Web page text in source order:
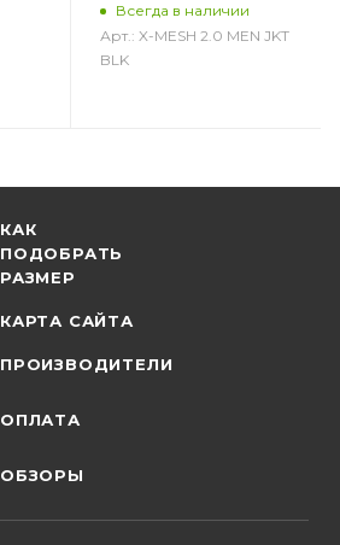
Всегда в наличии
Арт.: X-MESH 2.0 MEN JKT
BLK
КАК
ПОДОБРАТЬ
РАЗМЕР
КАРТА САЙТА
ПРОИЗВОДИТЕЛИ
ОПЛАТА
ОБЗОРЫ